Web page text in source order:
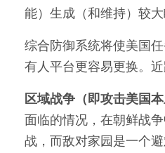
能）生成（和维持）较
综合防御系统将使美国
有人平台更容易更换。
区域战争（即攻击美国
面临的情况，在朝鲜战
战，而敌对家园是一个